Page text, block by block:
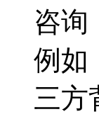
咨询
例如
三方